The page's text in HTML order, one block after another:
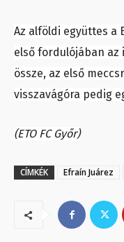
Az alföldi együttes a
első fordulójában az
össze, az első
visszavágóra pedig
(ETO FC Győr)
CÍMKÉK Efraín Juárez